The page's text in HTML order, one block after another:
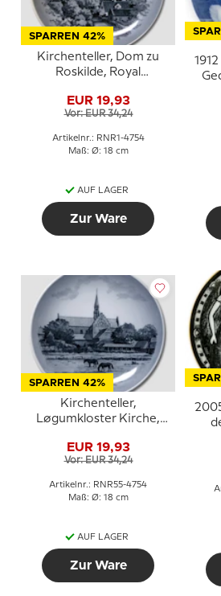
SPARREN 42%
Kirchenteller, Dom zu
Roskilde, Royal
EUR 19,93
Vor: EUR 34,24
Artikelnr.: RNR1-4754
Maß: Ø: 18 cm
AUF LAGER
Zur Ware
SPARREN 42%
Kirchenteller,
Løgumkloster Kirche,
EUR 19,93
Vor: EUR 34,24
Artikelnr.: RNR55-4754
Maß: Ø: 18 cm
AUF LAGER
Zur Ware